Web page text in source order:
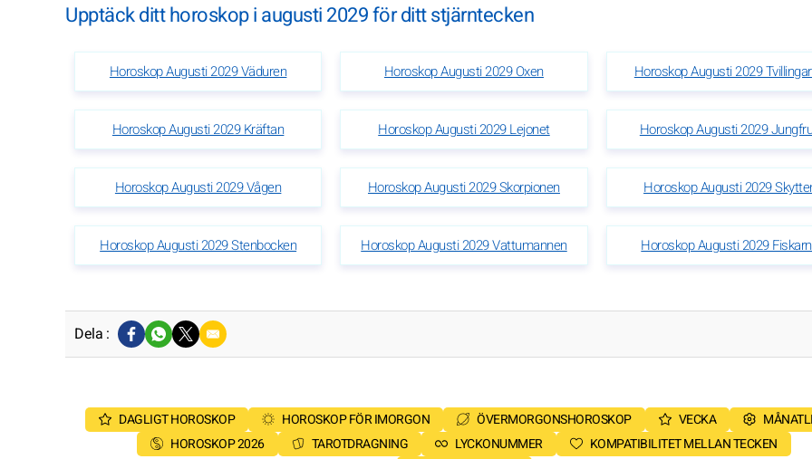
Upptäck ditt horoskop i augusti 2029 för ditt stjärntecken
Horoskop Augusti 2029 Väduren Horoskop Augusti 2029 Oxen Horoskop Augusti 2029
Horoskop Augusti 2029 Kräftan Horoskop Augusti 2029 Lejonet Horoskop Augusti 2029
Horoskop Augusti 2029 Vågen Horoskop Augusti 2029 Skorpionen Horoskop Augusti 2029
Horoskop Augusti 2029 Stenbocken Horoskop Augusti 2029 Vattumannen Horoskop Augusti 2029
Dela :
DAGLIGT HOROSKOP HOROSKOP FÖR IMORGON ÖVERMORGONSHOROSKOP VECKA
HOROSKOP 2026
TAROTDRAGNING LYCKONUMMER
KOMPATIBILITET MELLAN TECKEN